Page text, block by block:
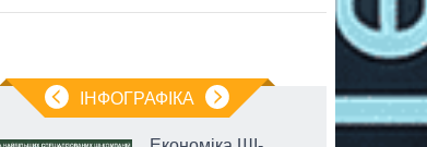
ІНФОГРАФІКА